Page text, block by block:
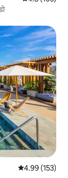
औसत रेटिंग 5 में से
4.99 (153)